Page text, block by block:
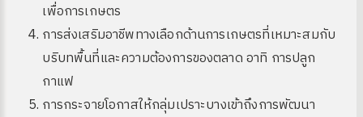
เพื่อการเกษตร
การส่งเสริมอาชีพทางเลือกด้านการเกษตรที่เหมาะสมกับ
บริบทพื้นที่และความต้องการของตลาด อาทิ การปลูก
กาแฟ
การกระจายโอกาสให้กลุ่มเปราะบางเข้าถึงการพัฒนา